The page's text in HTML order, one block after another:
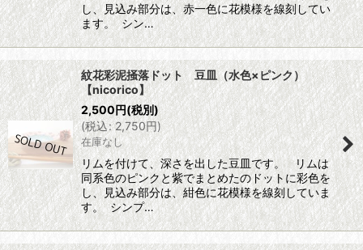
し、見込み部分は、赤一色に花模様を線刻してい
ます。 シン…
紋花彩泥掻落ドット 豆皿（水色×ピンク）
【nicorico】
2,500円(税別)
(税込: 2,750円)
在庫なし
リムを付けて、深さを出した豆皿です。 リムは
同系色のピンクと紫でまとめたのドットに彩色を
し、見込み部分は、紺色に花模様を線刻していま
す。 シンプ…